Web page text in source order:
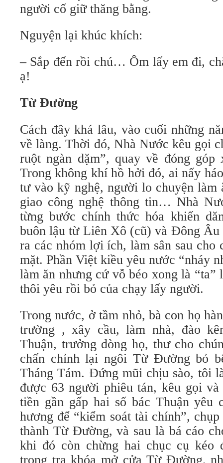
người cố giữ thăng bằng.
Nguyện lại khúc khích:
– Sắp đến rồi chú… Ôm lấy em đi,
ạ!
Từ Đường
Cách đây khá lâu, vào cuối những
về làng. Thời đó, Nhà Nước kêu gọi
ruột ngàn dặm”, quay về đóng góp
Trong không khí hồ hởi đó, ai nấy
tư vào kỹ nghệ, người lo chuyện làm
giao công nghệ thông tin… Nhà
từng bước chính thức hóa khiến
buôn lậu từ Liên Xô (cũ) và Đông Âu
ra các nhóm lợi ích, làm sân sau cho
mặt. Phần Việt kiều yêu nước “nháy
làm ăn nhưng cứ vỗ béo xong là
thôi yêu rồi bỏ của chạy lấy người.
Trong nước, ở tầm nhỏ, bà con họ
trường , xây cầu, làm nhà, đào
Thuận, trưởng dòng họ, thư cho
chấn chỉnh lại ngôi Từ Đường bỏ
Tháng Tám. Đứng mũi chịu sào, tôi
được 63 người phiêu tán, kêu gọi
tiền gần gấp hai số bác Thuận yêu
hương để “kiểm soát tài chính”,
thành Từ Đường, và sau là bá cáo
khi đó còn chừng hai chục cụ kéo
trọng tra khóa mở cửa Từ Đường,